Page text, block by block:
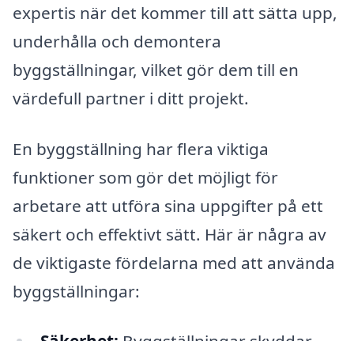
expertis när det kommer till att sätta upp,
underhålla och demontera
byggställningar, vilket gör dem till en
värdefull partner i ditt projekt.
En byggställning har flera viktiga
funktioner som gör det möjligt för
arbetare att utföra sina uppgifter på ett
säkert och effektivt sätt. Här är några av
de viktigaste fördelarna med att använda
byggställningar: